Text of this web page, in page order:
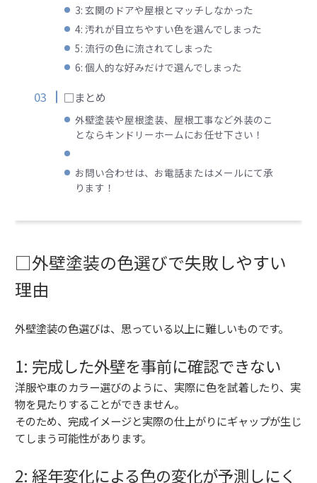
3: 玄関のドアや屋根とマッチしなかった
4: 汚れが目立ちやすい色を選んでしまった
5: 流行の色に流されてしまった
6: 個人的な好みだけで選んでしまった
□まとめ
外壁塗装や屋根塗装、屋根工事など外装のこ
とならキンドリーホームにお任せ下さい！
お問い合わせは、お電話またはメールにて承
ります！
□外壁塗装の色選びで失敗しやすい
理由
外壁塗装の色選びは、思っている以上に難しいものです。
1: 完成した外壁を事前に確認できない
洋服や車のカラー選びのように、実際に色を試着したり、実
物を見たりすることができません。
そのため、完成イメージと実際の仕上がりにギャップが生じ
てしまう可能性があります。
2: 経年変化による色の変化が予測しにく